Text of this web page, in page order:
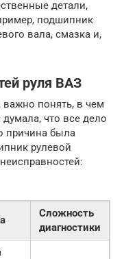
детали,
подшипник
вала, смазка и,
руля ВАЗ
важно понять, в чем
что все дело
причина была
рулевой
Сложность
диагностики